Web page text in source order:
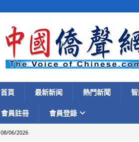
首頁 最新新闻 熱門新聞
會員註冊 會員登錄
08/06/2026